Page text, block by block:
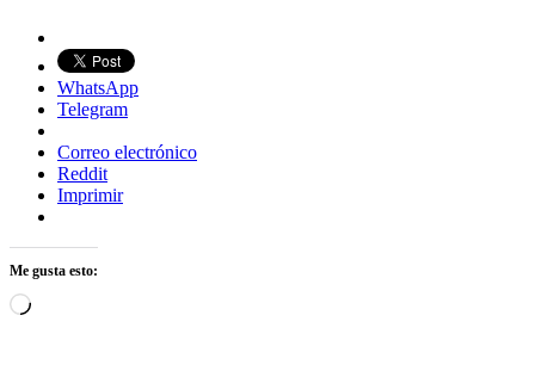
WhatsApp
Telegram
Correo electrónico
Reddit
Imprimir
Me gusta esto:
Cargando...